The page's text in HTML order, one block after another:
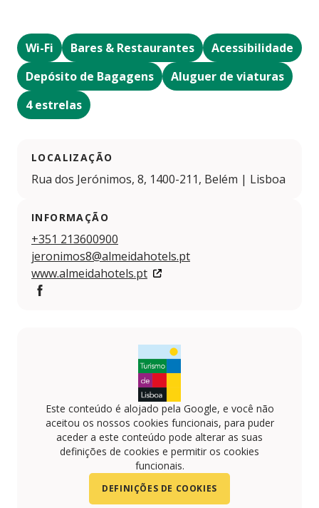
Wi-Fi Bares & Restaurantes
Acessibilidade
Depósito de Bagagens
Aluguer de viaturas
4 estrelas
LOCALIZAÇÃO
Rua dos Jerónimos, 8, 1400-211, Belém | Lisboa
INFORMAÇÃO
+351 213600900
jeronimos8@almeidahotels.pt
www.almeidahotels.pt
Este conteúdo é alojado pela Google, e você não
aceitou os nossos cookies funcionais, para puder
aceder a este conteúdo pode alterar as suas
definições de cookies e permitir os cookies
funcionais.
DEFINIÇÕES DE COOKIES